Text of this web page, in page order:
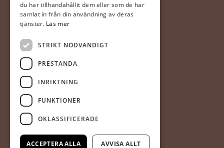
Halmstad
(Hallarna)
Gerdas Te & Kaffehandel
Prästvägen 1
302 63 Halmstad
035-20 20 340
mia@gerdaste.se
Mån-fre 10:00 – 20:00
Lör – sön 10:00 – 18:00
du har tillhandahållit dem eller som de har
samlat in från din användning av deras
tjänster. Läs mer
STRIKT NÖDVÄNDIGT
PRESTANDA
INRIKTNING
FUNKTIONER
OKLASSIFICERADE
ACCEPTERA ALLA AVVISA ALLT